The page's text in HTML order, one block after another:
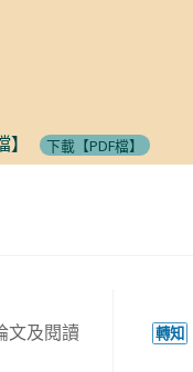
下載【PDF檔】
文及閱讀
轉知